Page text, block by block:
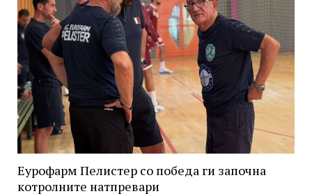
Еурофарм Пелистер со победа ги започна
котролните натпревари